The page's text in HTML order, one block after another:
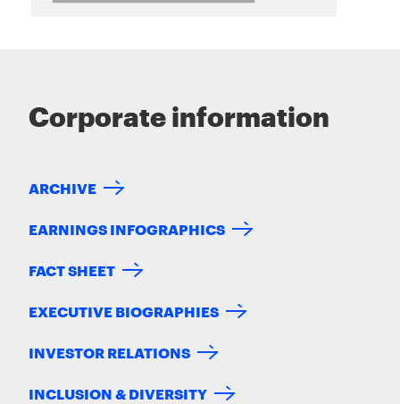
Corporate information
ARCHIVE
EARNINGS INFOGRAPHICS
FACT SHEET
EXECUTIVE BIOGRAPHIES
INVESTOR RELATIONS
INCLUSION & DIVERSITY